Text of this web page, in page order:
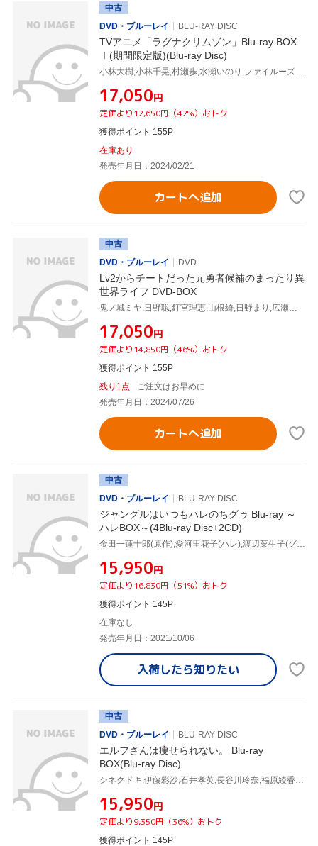
中古
DVD・ブルーレイ
BLU-RAY DISC
TVアニメ「ラグナクリムゾン」Blu-ray BOX
Ⅰ(期間限定版)(Blu-ray Disc)
小林大樹,小林千晃,村瀬歩,水瀬いのり,ファイルーズあい,青木慎平,藤本コウジ,ササキオサム
¥17,050円
定価より12,650円（42%）おトク
獲得ポイント 155P
在庫あり
発売年月日：2024/02/21
カートへ追加
中古
DVD・ブルーレイ
DVD
Lv2からチートだった元勇者候補のまったり異
世界ライフ DVD-BOX
鬼ノ城ミヤ,日野聡,釘宮理恵,山根綺,日野まり,広瀬ゆうき,諏訪壮大,夢見クジラ
¥17,050円
定価より14,850円（46%）おトク
獲得ポイント 155P
残り1点
ご注文はお早めに
発売年月日：2024/07/26
カートへ追加
中古
DVD・ブルーレイ
BLU-RAY DISC
ジャングルはいつもハレのちグゥ Blu-ray ～
ハレBOX～(4Blu-ray Disc+2CD)
金田一蓮十郎(原作),愛河里花子(ハレ),渡辺菜生子(グゥ),茂呂田かおる(ウェダ),真殿光昭(クライヴ),中村尚子(レベッカ),井上和彦(レジィ),多田彰文(音楽)
¥15,950円
定価より16,830円（51%）おトク
獲得ポイント 145P
在庫なし
発売年月日：2021/10/06
入荷したら知りたい
中古
DVD・ブルーレイ
BLU-RAY DISC
エルフさんは痩せられない。 Blu-ray
BOX(Blu-ray Disc)
シネクドキ,伊藤彩沙,石井孝英,長谷川玲奈,福原綾香,久保田未夢,佐藤勝行,渡部チェル
¥15,950円
定価より9,350円（36%）おトク
獲得ポイント 145P